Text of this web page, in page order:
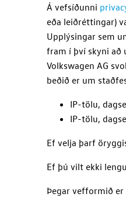
Á vefsíðunni
eða leiðréttingar)
Upplýsingar sem
fram í því skyni að
Volkswagen AG
beðið er um
IP-tölu,
IP-tölu,
Ef velja þarf
Ef þú vilt ekki
Þegar vefformið